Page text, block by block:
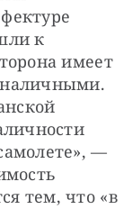
к
имеет
наличными.
—
тем, что «в